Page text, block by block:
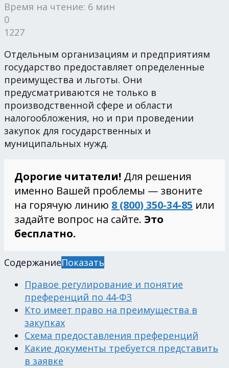
Время на чтение: 6 мин
0
1227
Отдельным организациям и предприятиям
государство предоставляет определенные
преимущества и льготы. Они
предусматриваются не только в
производственной сфере и области
налогообложения, но и при проведении
закупок для государственных и
муниципальных нужд.
Дорогие читатели! Для решения
именно Вашей проблемы — звоните
на горячую линию 8 (800) 350-34-85 или
задайте вопрос на сайте. Это
бесплатно.
СодержаниеПоказать
Правое регулирование и понятие
преференций по 44-ФЗ
Кто имеет право на преимущества в
закупках
Схема предоставления преференций
Какие документы требуется представить
в заявке